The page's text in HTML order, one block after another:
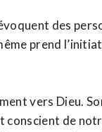
des
prend
vers Dieu.
conscient de